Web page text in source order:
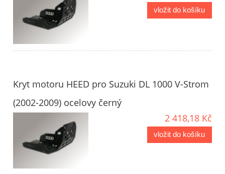
vložit do košíku
Kryt motoru HEED pro Suzuki DL 1000 V-Strom
(2002-2009) ocelovy černý
2 418,18 Kč
vložit do košíku